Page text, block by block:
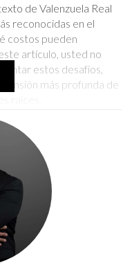
de Valenzuela Real
reconocidas en el
costos pueden
artículo, usted no
estos desafíos,
más profunda de
pueden ser
durante el proceso de
incluyen:
incluir tarifas de
seguros.
y los
ser significativos y